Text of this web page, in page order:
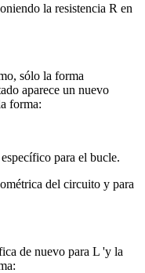
la resistencia R en
sólo la forma
aparece un nuevo
forma:
para el bucle.
del circuito y para
de nuevo para L 'y la